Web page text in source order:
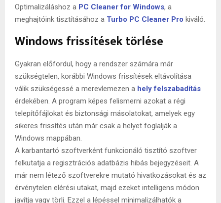
Optimalizáláshoz a PC Cleaner for Windows, a
meghajtóink tisztításához a Turbo PC Cleaner Pro kiváló.
Windows frissítések törlése
Gyakran előfordul, hogy a rendszer számára már
szükségtelen, korábbi Windows frissítések eltávolítása
válik szükségessé a merevlemezen a hely felszabadítás
érdekében. A program képes felismerni azokat a régi
telepítőfájlokat és biztonsági másolatokat, amelyek egy
sikeres frissítés után már csak a helyet foglalják a
Windows mappában.
A karbantartó szoftverként funkcionáló tisztító szoftver
felkutatja a regisztrációs adatbázis hibás bejegyzéseit. A
már nem létező szoftverekre mutató hivatkozásokat és az
érvénytelen elérési utakat, majd ezeket intelligens módon
javítja vagy törli. Ezzel a lépéssel minimalizálhatók a